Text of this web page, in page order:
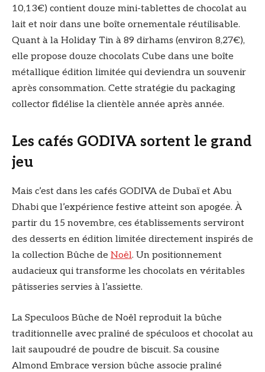
10,13€) contient douze mini-tablettes de chocolat au
lait et noir dans une boîte ornementale réutilisable.
Quant à la Holiday Tin à 89 dirhams (environ 8,27€),
elle propose douze chocolats Cube dans une boîte
métallique édition limitée qui deviendra un souvenir
après consommation. Cette stratégie du packaging
collector fidélise la clientèle année après année.
Les cafés GODIVA sortent le grand
jeu
Mais c’est dans les cafés GODIVA de Dubaï et Abu
Dhabi que l’expérience festive atteint son apogée. À
partir du 15 novembre, ces établissements serviront
des desserts en édition limitée directement inspirés de
la collection Bûche de Noël. Un positionnement
audacieux qui transforme les chocolats en véritables
pâtisseries servies à l’assiette.
La Speculoos Bûche de Noël reproduit la bûche
traditionnelle avec praliné de spéculoos et chocolat au
lait saupoudré de poudre de biscuit. Sa cousine
Almond Embrace version bûche associe praliné